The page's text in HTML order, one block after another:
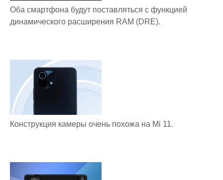
Оба смартфона будут поставляться с функцией
динамического расширения RAM (DRE).
Конструкция камеры очень похожа на Mi 11.